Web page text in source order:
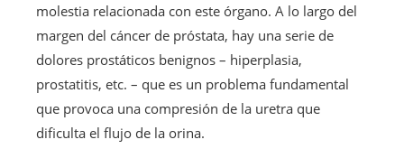
molestia relacionada con este órgano. A lo largo del
margen del cáncer de próstata, hay una serie de
dolores prostáticos benignos – hiperplasia,
prostatitis, etc. – que es un problema fundamental
que provoca una compresión de la uretra que
dificulta el flujo de la orina.